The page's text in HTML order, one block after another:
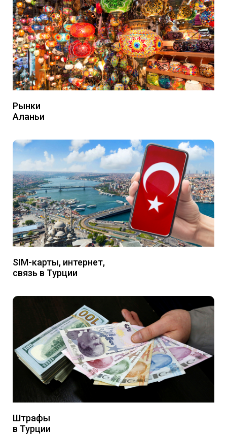
Рынки
Аланьи
SIM-карты, интернет,
связь в Турции
Штрафы
в Турции